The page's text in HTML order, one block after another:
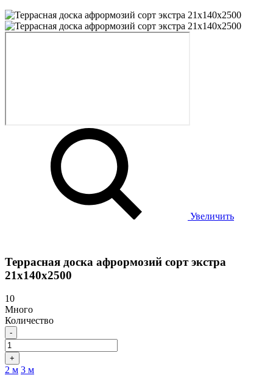
Увеличить
Террасная доска афрормозий сорт экстра
21х140х2500
10
Много
Количество
-
+
2 м 3 м